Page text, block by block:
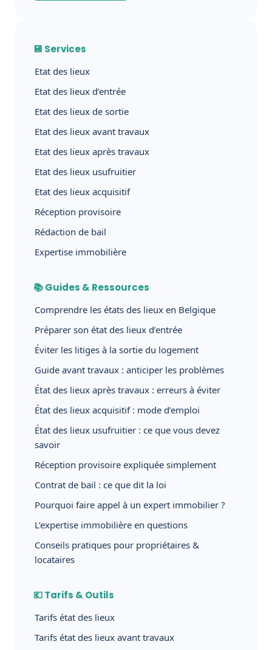
💾 Services
Etat des lieux
Etat des lieux d’entrée
Etat des lieux de sortie
Etat des lieux avant travaux
Etat des lieux après travaux
Etat des lieux usufruitier
Etat des lieux acquisitif
Réception provisoire
Rédaction de bail
Expertise immobilière
📚 Guides & Ressources
Comprendre les états des lieux en Belgique
Préparer son état des lieux d’entrée
Éviter les litiges à la sortie du logement
Guide avant travaux : anticiper les problèmes
État des lieux après travaux : erreurs à éviter
État des lieux acquisitif : mode d’emploi
État des lieux usufruitier : ce que vous devez
savoir
Réception provisoire expliquée simplement
Contrat de bail : ce que dit la loi
Pourquoi faire appel à un expert immobilier ?
L’expertise immobilière en questions
Conseils pratiques pour propriétaires &
locataires
💶 Tarifs & Outils
Tarifs état des lieux
Tarifs état des lieux avant travaux